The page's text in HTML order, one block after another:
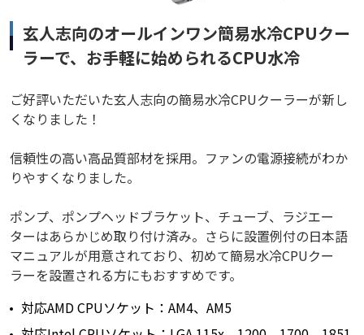
玄人志向のオールインワン簡易水冷CPUクー
ラーで、お手軽に始められるCPU水冷
ご好評いただいた玄人志向の簡易水冷CPUクーラーが新し
くなりました！
信頼性の高い高品質部材を採用。ファンの電源接続がわか
りやすくなりました。
ポンプ、ポンプヘッドブラケット、チューブ、ラジエー
ターはあらかじめ取り付け済み。さらに設置例付の日本語
マニュアルが用意されており、初めて簡易水冷CPUクー
ラーを設置される方にもおすすめです。
対応AMD CPUソケット：AM4、AM5